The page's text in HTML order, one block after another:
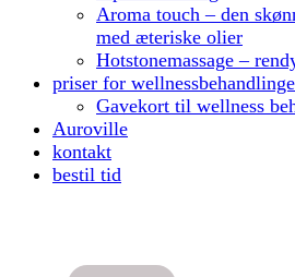
Aroma touch – den
med æteriske olier
Hotstonemassage –
priser for
Gavekort til wellness
Auroville
kontakt
bestil tid